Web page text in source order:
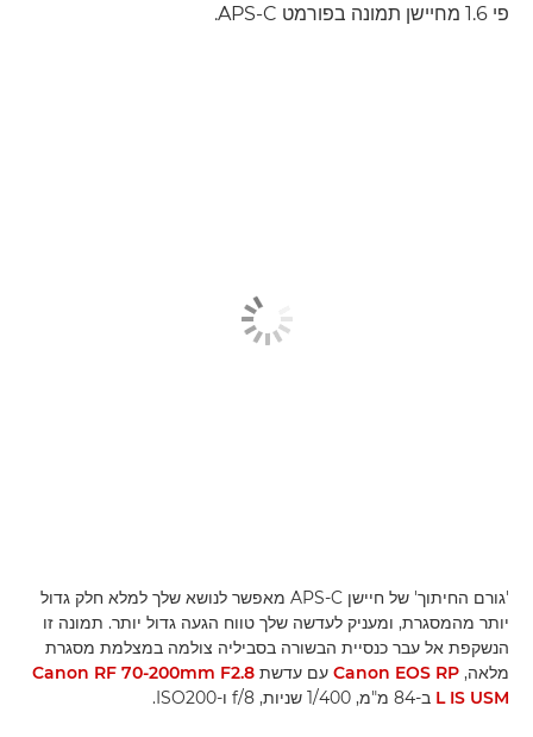
פי 1.6 מחיישן תמונה בפורמט APS-C.
'גורם החיתוך' של חיישן APS-C מאפשר לנושא שלך למלא חלק גדול
יותר מהמסגרת, ומעניק לעדשה שלך טווח הגעה גדול יותר. תמונה זו
הנשקפת אל עבר כנסיית הבשורה בסביליה צולמה במצלמת מסגרת
מלאה, Canon EOS RP עם עדשת Canon RF 70-200mm F2.8
L IS USM ב-84 מ"מ, 1/400 שניות, f/8 ו-ISO200.